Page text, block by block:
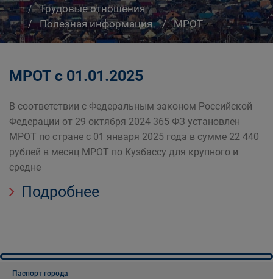
Трудовые отношения
Полезная информация
МРОТ
МРОТ с 01.01.2025
В соответствии с Федеральным законом Российской
Федерации от 29 октября 2024 365 ФЗ установлен
МРОТ по стране с 01 января 2025 года в сумме 22 440
рублей в месяц МРОТ по Кузбассу для крупного и
средне
Подробнее
Паспорт города